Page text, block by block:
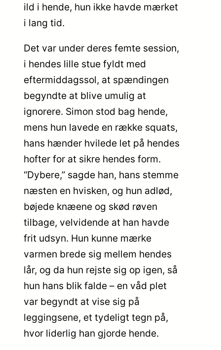
ild i hende, hun ikke havde mærket
i lang tid.
Det var under deres femte session,
i hendes lille stue fyldt med
eftermiddagssol, at spændingen
begyndte at blive umulig at
ignorere. Simon stod bag hende,
mens hun lavede en række squats,
hans hænder hvilede let på hendes
hofter for at sikre hendes form.
“Dybere,” sagde han, hans stemme
næsten en hvisken, og hun adlød,
bøjede knæene og skød røven
tilbage, velvidende at han havde
frit udsyn. Hun kunne mærke
varmen brede sig mellem hendes
lår, og da hun rejste sig op igen, så
hun hans blik falde – en våd plet
var begyndt at vise sig på
leggingsene, et tydeligt tegn på,
hvor liderlig han gjorde hende.